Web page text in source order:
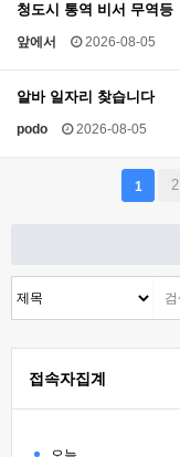
청도시 통역 비서 무역등
앞에서 2026-08-05
알바 일자리 찾습니다
podo 2026-08-05
1 2
접속자집계